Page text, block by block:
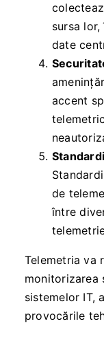
sursa
date
accent
de
între
Telemetria va
monitorizarea
sistemelor IT,
provocările